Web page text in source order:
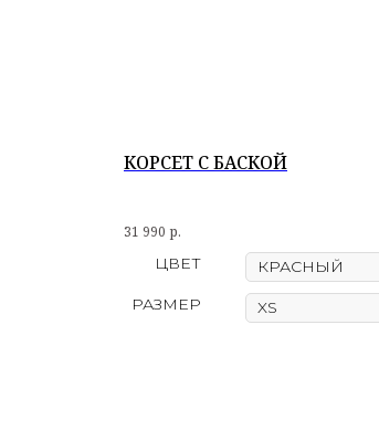
КОРСЕТ С БАСКОЙ
31 990 р.
ЦВЕТ
РАЗМЕР